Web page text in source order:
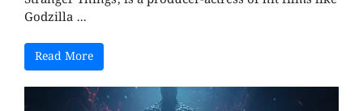
Godzilla ...
Read More